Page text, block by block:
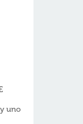
uno